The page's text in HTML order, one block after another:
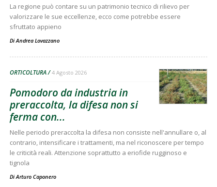
La regione può contare su un patrimonio tecnico di rilievo per
valorizzare le sue eccellenze, ecco come potrebbe essere
sfruttato appieno
DiAndrea Lovazzano
ORTICOLTURA 4 Agosto 2026
Pomodoro da industria in
preraccolta, la difesa non si
ferma con...
Nelle periodo preraccolta la difesa non consiste nell'annullare o, al
contrario, intensificare i trattamenti, ma nel riconoscere per tempo
le criticità reali. Attenzione soprattutto a eriofide rugginoso e
tignola
DiArturo Caponero